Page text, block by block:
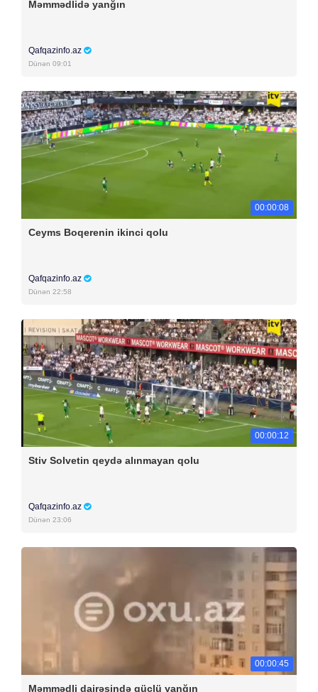
Məmmədlidə yanğın
Qafqazinfo.az
Dünən 09:01
00:00:08
Ceyms Boqerenin ikinci qolu
Qafqazinfo.az
Dünən 22:58
00:00:12
Stiv Solvetin qeydə alınmayan qolu
Qafqazinfo.az
Dünən 23:06
00:00:45
Məmmədli dairəsində güclü yanğın